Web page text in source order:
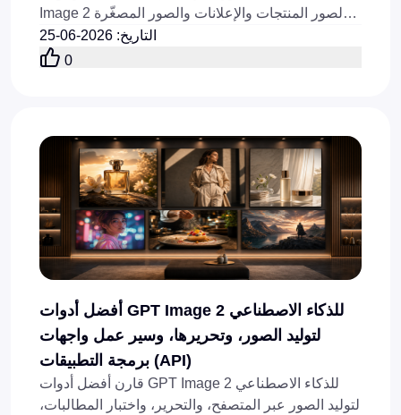
Image 2 لصور المنتجات والإعلانات والصور المصغّرة
التاريخ:
2026-06-25
0
أفضل أدوات GPT Image 2 للذكاء الاصطناعي
لتوليد الصور، وتحريرها، وسير عمل واجهات
برمجة التطبيقات (API)
قارن أفضل أدوات GPT Image 2 للذكاء الاصطناعي
لتوليد الصور عبر المتصفح، والتحرير، واختبار المطالبات،